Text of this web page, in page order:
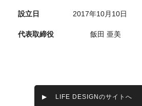
設立日 2017年10月10日
代表取締役 飯田 亜美
LIFE DESIGNのサイトへ